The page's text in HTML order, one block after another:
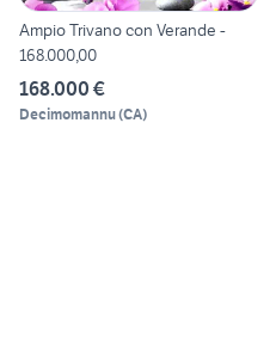
Ampio Trivano con Verande -
168.000,00
168.000 €
Decimomannu(CA)